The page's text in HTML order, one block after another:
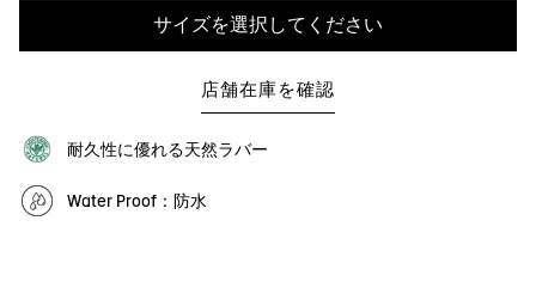
サイズを選択してください
店舗在庫を確認
耐久性に優れる天然ラバー
Water Proof：防水